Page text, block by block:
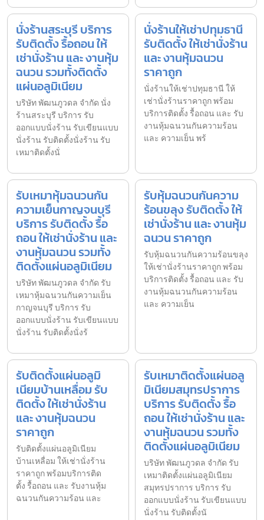
นั่งร้านสระบุรี บริการ
รับติดตั้ง รื้อถอน ให้
เช่านั่งร้าน และ งานหุ้ม
ฉนวน รวมทั้งติดตั้ง
แผ่นอลูมิเนียม
บริษัท พัฒนภูวดล จำกัด นั่ง
ร้านสระบุรี บริการ รับ
ออกแบบนั่งร้าน รับเขียนแบบ
นั่งร้าน รับติดตั้งนั่งร้าน รับ
เหมาติดตั้งนั่
นั่งร้านให้เช่าปทุมธานี
รับติดตั้ง ให้เช่านั่งร้าน
และ งานหุ้มฉนวน
ราคาถูก
นั่งร้านให้เช่าปทุมธานี ให้
เช่านั่งร้านราคาถูก พร้อม
บริการติดตั้ง รื้อถอน และ รับ
งานหุ้มฉนวนกันความร้อน
และ ความเย็น พร้
รับเหมาหุ้มฉนวนกัน
ความเย็นกาญจนบุรี
บริการ รับติดตั้ง รื้อ
ถอน ให้เช่านั่งร้าน และ
งานหุ้มฉนวน รวมทั้ง
ติดตั้งแผ่นอลูมิเนียม
บริษัท พัฒนภูวดล จำกัด รับ
เหมาหุ้มฉนวนกันความเย็น
กาญจนบุรี บริการ รับ
ออกแบบนั่งร้าน รับเขียนแบบ
นั่งร้าน รับติดตั้งนั่งร้
รับหุ้มฉนวนกันความ
ร้อนขลุง รับติดตั้ง ให้
เช่านั่งร้าน และ งานหุ้ม
ฉนวน ราคาถูก
รับหุ้มฉนวนกันความร้อนขลุง
ให้เช่านั่งร้านราคาถูก พร้อม
บริการติดตั้ง รื้อถอน และ รับ
งานหุ้มฉนวนกันความร้อน
และ ความเย็น
รับติดตั้งแผ่นอลูมิ
เนียมบ้านเหลื่อม รับ
ติดตั้ง ให้เช่านั่งร้าน
และ งานหุ้มฉนวน
ราคาถูก
รับติดตั้งแผ่นอลูมิเนียม
บ้านเหลื่อม ให้เช่านั่งร้าน
ราคาถูก พร้อมบริการติด
ตั้ง รื้อถอน และ รับงานหุ้ม
ฉนวนกันความร้อน และ
รับเหมาติดตั้งแผ่นอลู
มิเนียมสมุทรปราการ
บริการ รับติดตั้ง รื้อ
ถอน ให้เช่านั่งร้าน และ
งานหุ้มฉนวน รวมทั้ง
ติดตั้งแผ่นอลูมิเนียม
บริษัท พัฒนภูวดล จำกัด รับ
เหมาติดตั้งแผ่นอลูมิเนียม
สมุทรปราการ บริการ รับ
ออกแบบนั่งร้าน รับเขียนแบบ
นั่งร้าน รับติดตั้งนั